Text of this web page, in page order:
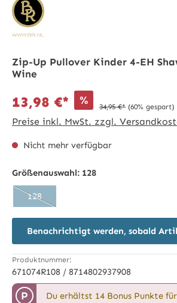
Zip-Up Pullover Kinder 4-EH
Wine
13,98 €* % 34,95 €* (60% gespart)
Preise inkl. MwSt. zzgl.
Nicht mehr verfügbar
Größenauswahl: 128
128
(Diese Option ist zurzeit nicht
Benachrichtigt werden, sobald
Produktnummer:
671074R108 / 8714802937908
P Du erhältst 14 Bonus Punkte